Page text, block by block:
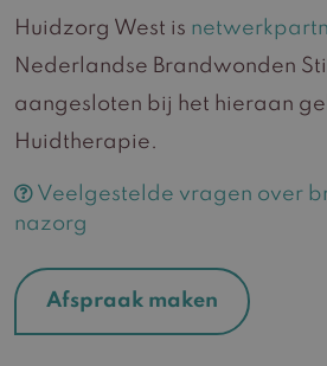
Huidzorg West is
Nederlandse Brandwonden
aangesloten bij het hieraan
Huidtherapie.
Veelgestelde vragen over
nazorg
Afspraak maken